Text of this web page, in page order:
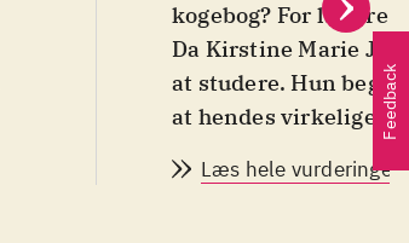
kogebog? For læsere
Da Kirstine Marie
at studere. Hun
at hendes virkelige
job som
Læs hele vurderingen
Feedback